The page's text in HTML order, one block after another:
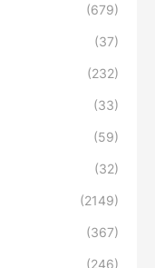
(679)
(37)
(232)
(33)
(59)
(32)
(2149)
(367)
(246)